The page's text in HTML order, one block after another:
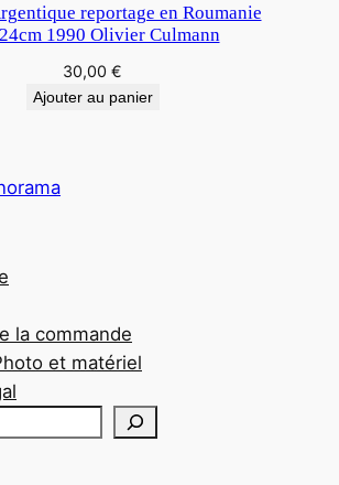
reportage en Roumanie
1990 Olivier Culmann
30,00 €
Ajouter au panier
la commande
et matériel